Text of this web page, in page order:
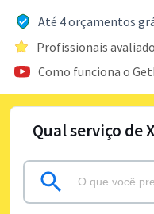
Até 4 orçamentos
Profissionais
Como funciona o
Qual serviço de